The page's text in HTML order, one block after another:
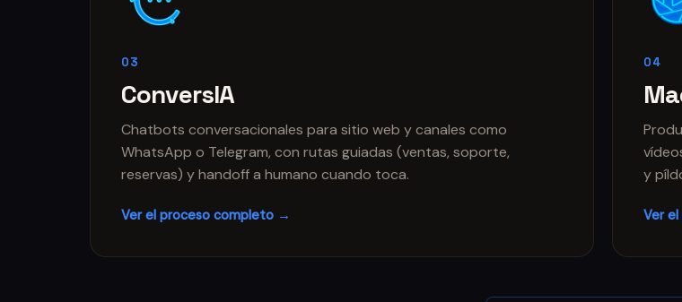
03
ConversIA
Chatbots conversacionales para sitio web y canales como
WhatsApp o Telegram, con rutas guiadas (ventas, soporte,
reservas) y handoff a humano cuando toca.
Ver el proceso completo →
04
y
Ver